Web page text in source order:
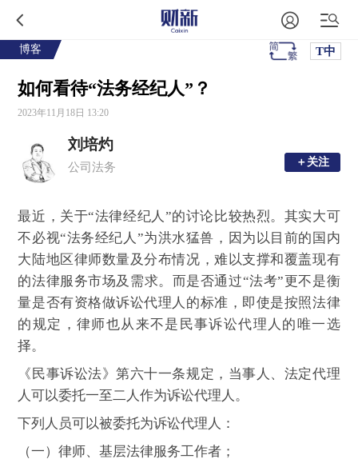
博客 T中
如何看待“法务经纪人”？
2023年11月18日 13:20
刘培灼
公司法务 ＋关注
＋关注
最近，关于“法律经纪人”的讨论比较热烈。其实大可
不必视“法务经纪人”为洪水猛兽，因为以目前的国内
大陆地区律师数量及分布情况，难以支撑和覆盖现有
的法律服务市场及需求。而是否通过“法考”更不是衡
量是否有资格做诉讼代理人的标准，即使是按照法律
的规定，律师也从来不是民事诉讼代理人的唯一选
择。
《民事诉讼法》第六十一条规定，当事人、法定代理
人可以委托一至二人作为诉讼代理人。
下列人员可以被委托为诉讼代理人：
（一）律师、基层法律服务工作者；